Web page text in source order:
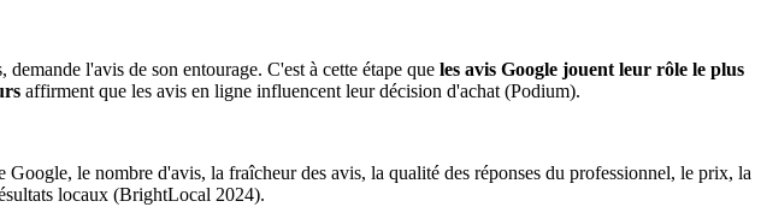
l'avis de son entourage. C'est à cette étape que les avis Google jouent leur rôle le plus
affirment que les avis en ligne influencent leur décision d'achat (Podium).
le nombre d'avis, la fraîcheur des avis, la qualité des réponses du professionnel, le prix, la
locaux (BrightLocal 2024).